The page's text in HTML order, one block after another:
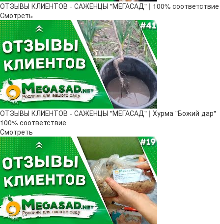
ОТЗЫВЫ КЛИЕНТОВ - САЖЕНЦЫ "МЕГАСАД" | 100% соответствие
Смотреть
ОТЗЫВЫ КЛИЕНТОВ - САЖЕНЦЫ "МЕГАСАД" | Хурма "Божий дар" ​
100% соответствие
Смотреть